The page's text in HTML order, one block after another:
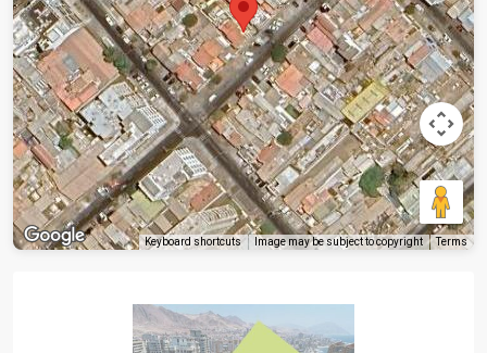
Keyboard shortcuts Image may be subject to copyright Terms